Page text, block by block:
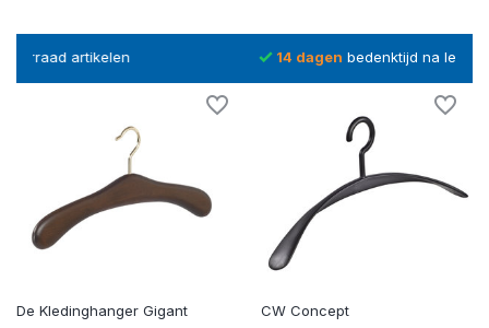
bedenktijd na levering
De Kledinghanger Gigant
CW Concept